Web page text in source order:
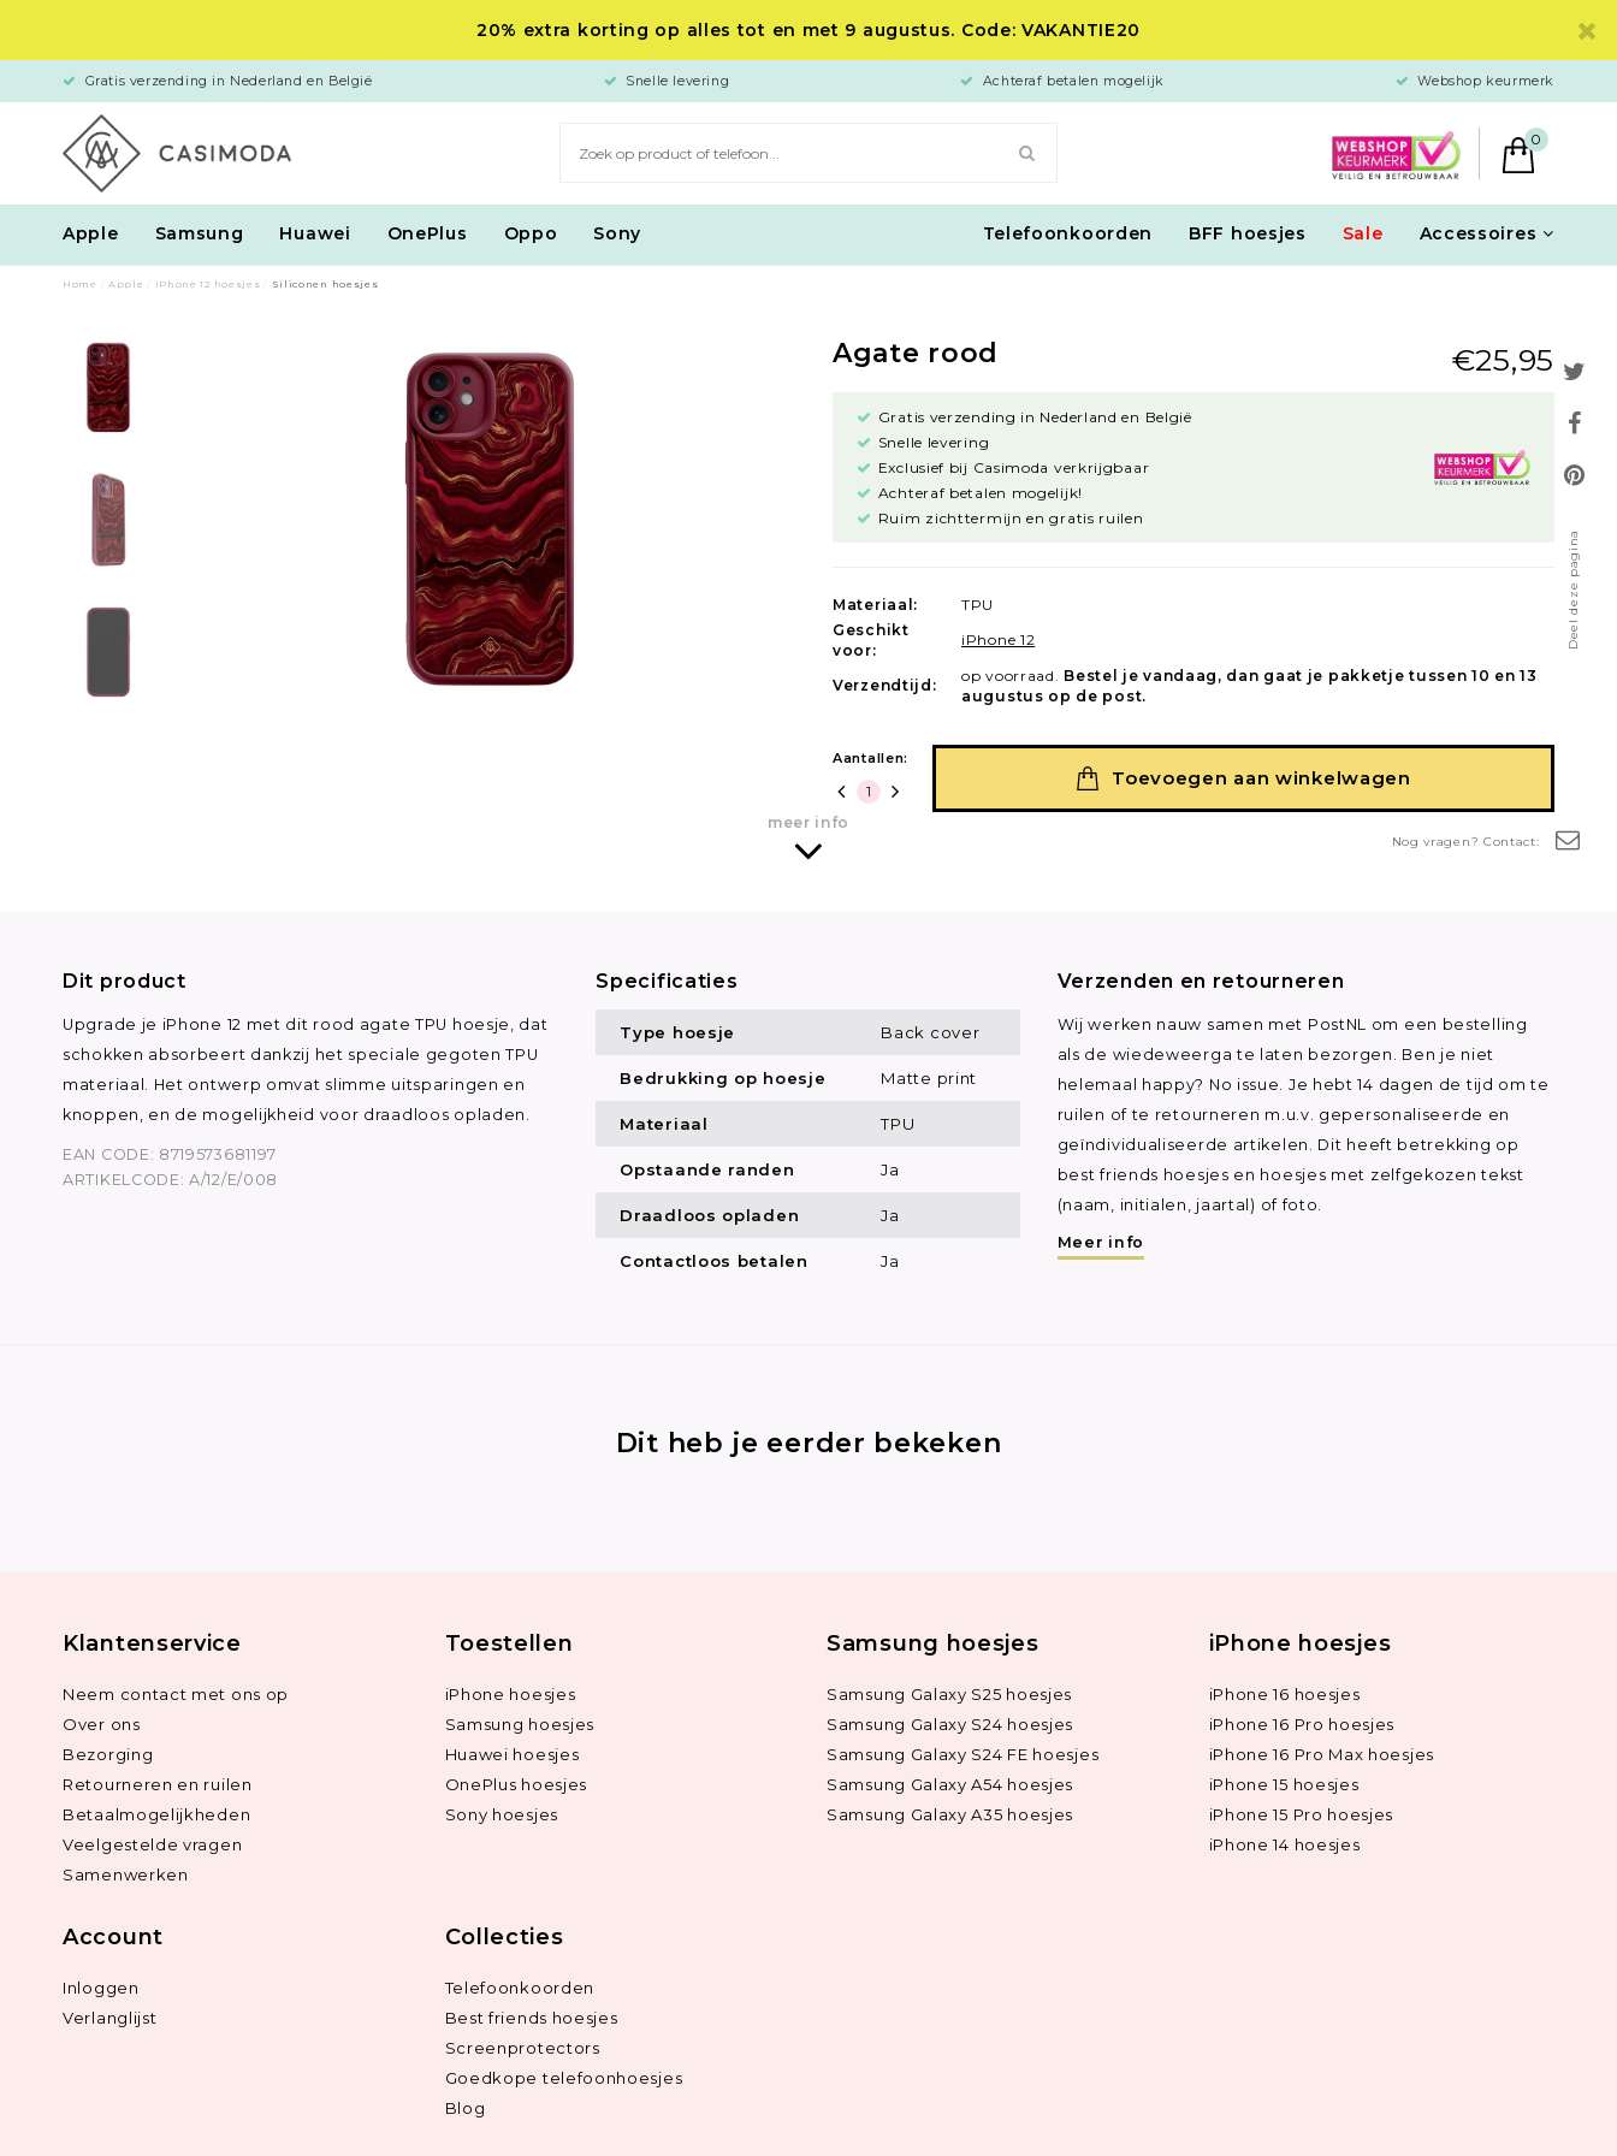
20% extra korting op alles tot en met 9 augustus. Code: VAKANTIE20
Gratis verzending in Nederland en België Snelle levering Achteraf betalen mogelijk Webshop keurmerk
0
Apple Samsung Huawei OnePlus Oppo Sony Telefoonkoorden BFF hoesjes Sale Accessoires
Deel deze pagina
Nog vragen? Contact:
Home Apple iPhone 12 hoesjes Siliconen hoesjes
Agate rood €25,95
Gratis verzending in Nederland en België
Snelle levering
Exclusief bij Casimoda verkrijgbaar
Achteraf betalen mogelijk!
Ruim zichttermijn en gratis ruilen
Materiaal:
TPU
Geschikt
voor:
iPhone 12
Verzendtijd:
op voorraad. Bestel je vandaag, dan gaat je pakketje tussen 10 en 13
augustus op de post.
Aantallen:
Toevoegen aan winkelwagen
meer info
Dit product
Upgrade je iPhone 12 met dit rood agate TPU hoesje, dat
schokken absorbeert dankzij het speciale gegoten TPU
materiaal. Het ontwerp omvat slimme uitsparingen en
knoppen, en de mogelijkheid voor draadloos opladen.
EAN CODE: 8719573681197
ARTIKELCODE: A/12/E/008
Specificaties
Type hoesje Back cover
Bedrukking op hoesje Matte print
Materiaal TPU
Opstaande randen Ja
Draadloos opladen Ja
Contactloos betalen Ja
Verzenden en retourneren
Wij werken nauw samen met PostNL om een bestelling
als de wiedeweerga te laten bezorgen. Ben je niet
helemaal happy? No issue. Je hebt 14 dagen de tijd om te
ruilen of te retourneren m.u.v. gepersonaliseerde en
geïndividualiseerde artikelen. Dit heeft betrekking op
best friends hoesjes en hoesjes met zelfgekozen tekst
(naam, initialen, jaartal) of foto.
Meer info
Dit heb je eerder bekeken
Klantenservice
Neem contact met ons op
Over ons
Bezorging
Retourneren en ruilen
Betaalmogelijkheden
Veelgestelde vragen
Samenwerken
Toestellen
iPhone hoesjes
Samsung hoesjes
Huawei hoesjes
OnePlus hoesjes
Sony hoesjes
Samsung hoesjes
Samsung Galaxy S25 hoesjes
Samsung Galaxy S24 hoesjes
Samsung Galaxy S24 FE hoesjes
Samsung Galaxy A54 hoesjes
Samsung Galaxy A35 hoesjes
iPhone hoesjes
iPhone 16 hoesjes
iPhone 16 Pro hoesjes
iPhone 16 Pro Max hoesjes
iPhone 15 hoesjes
iPhone 15 Pro hoesjes
iPhone 14 hoesjes
Account
Inloggen
Verlanglijst
Collecties
Telefoonkoorden
Best friends hoesjes
Screenprotectors
Goedkope telefoonhoesjes
Blog